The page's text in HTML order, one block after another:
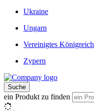
Ukraine
Ungarn
Vereinigtes Königreich
Zypern
Suche
ein Produkt zu finden